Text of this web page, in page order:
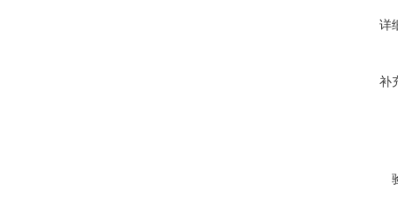
详
补